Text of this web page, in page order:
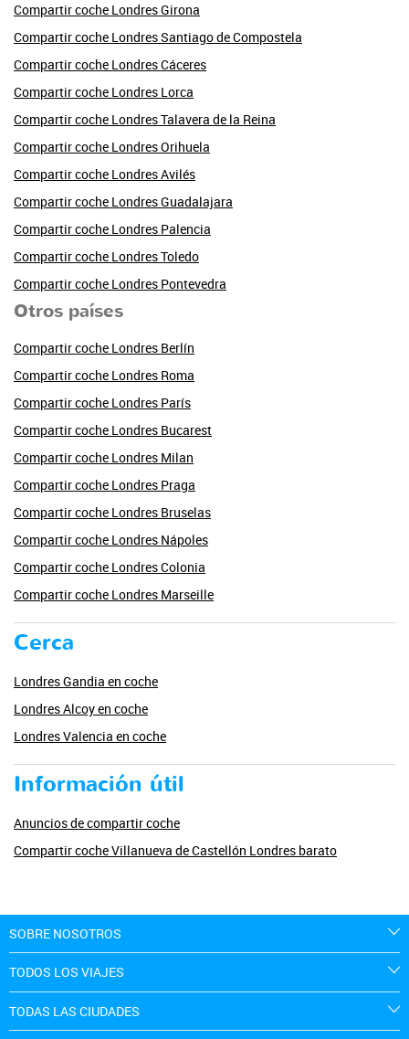
Compartir coche Londres Girona
Compartir coche Londres Santiago de Compostela
Compartir coche Londres Cáceres
Compartir coche Londres Lorca
Compartir coche Londres Talavera de la Reina
Compartir coche Londres Orihuela
Compartir coche Londres Avilés
Compartir coche Londres Guadalajara
Compartir coche Londres Palencia
Compartir coche Londres Toledo
Compartir coche Londres Pontevedra
Otros países
Compartir coche Londres Berlín
Compartir coche Londres Roma
Compartir coche Londres París
Compartir coche Londres Bucarest
Compartir coche Londres Milan
Compartir coche Londres Praga
Compartir coche Londres Bruselas
Compartir coche Londres Nápoles
Compartir coche Londres Colonia
Compartir coche Londres Marseille
Cerca
Londres Gandia en coche
Londres Alcoy en coche
Londres Valencia en coche
Información útil
Anuncios de compartir coche
Compartir coche Villanueva de Castellón Londres barato
SOBRE NOSOTROS
TODOS LOS VIAJES
TODAS LAS CIUDADES